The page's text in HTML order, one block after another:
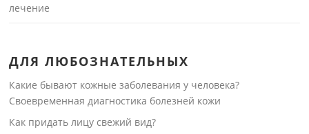
лечение
ДЛЯ ЛЮБОЗНАТЕЛЬНЫХ
Какие бывают кожные заболевания у человека?
Своевременная диагностика болезней кожи
Как придать лицу свежий вид?